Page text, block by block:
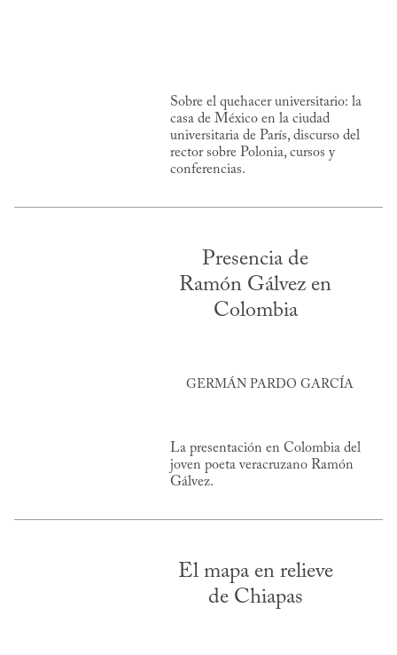
Sobre el quehacer universitario: la
casa de México en la ciudad
universitaria de París, discurso del
rector sobre Polonia, cursos y
conferencias.
Presencia de
Ramón Gálvez en
Colombia
GERMÁN PARDO GARCÍA
La presentación en Colombia del
joven poeta veracruzano Ramón
Gálvez.
El mapa en relieve
de Chiapas